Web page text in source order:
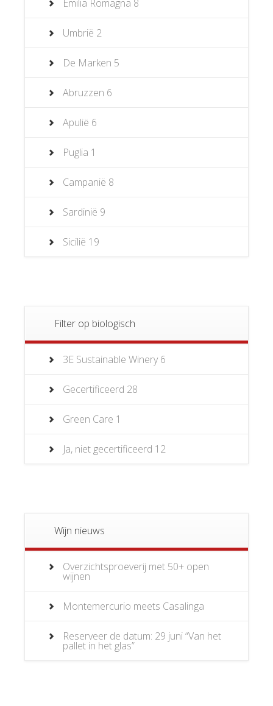
Emilia Romagna 8
Umbrië 2
De Marken 5
Abruzzen 6
Apulië 6
Puglia 1
Campanië 8
Sardinië 9
Sicilië 19
Filter op biologisch
3E Sustainable Winery 6
Gecertificeerd 28
Green Care 1
Ja, niet gecertificeerd 12
Wijn nieuws
Overzichtsproeverij met 50+ open
wijnen
Montemercurio meets Casalinga
Reserveer de datum: 29 juni “Van het
pallet in het glas”